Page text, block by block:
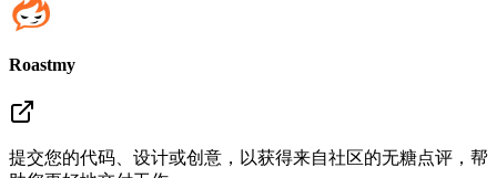
Roastmy
提交您的代码、设计或创意，以获得来自社区的无糖点评，帮